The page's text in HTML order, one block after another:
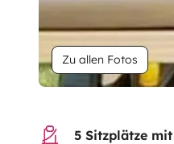
Zu allen Fotos
5 Sitzplätze